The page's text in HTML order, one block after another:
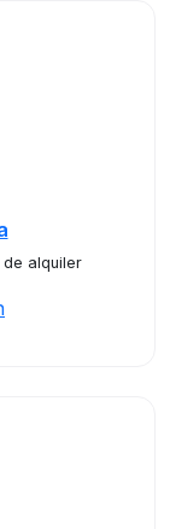
alquiler